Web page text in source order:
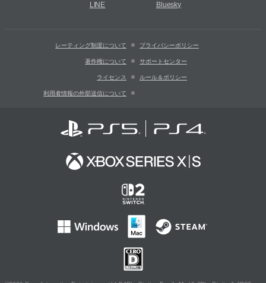
LINE Bluesky
レーティング制度について プライバシーポリシー
著作権について サポートセンター
ライセンス ルール＆ポリシー
利用者情報の外部送信について